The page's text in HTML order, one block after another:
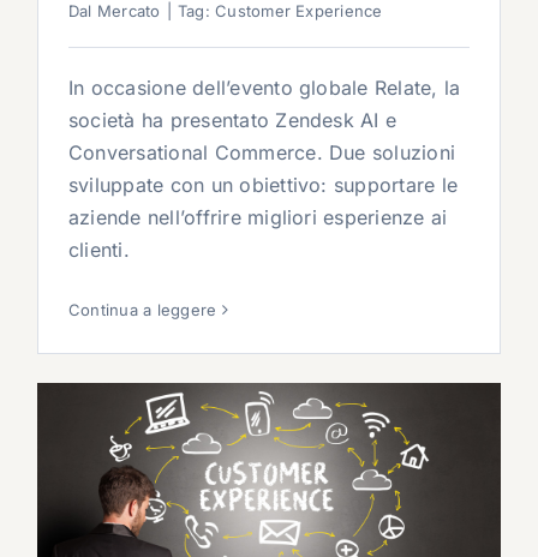
Dal Mercato
Tag:Customer Experience
In occasione dell’evento globale Relate, la
società ha presentato Zendesk AI e
Conversational Commerce. Due soluzioni
sviluppate con un obiettivo: supportare le
aziende nell’offrire migliori esperienze ai
clienti.
Continua a leggere